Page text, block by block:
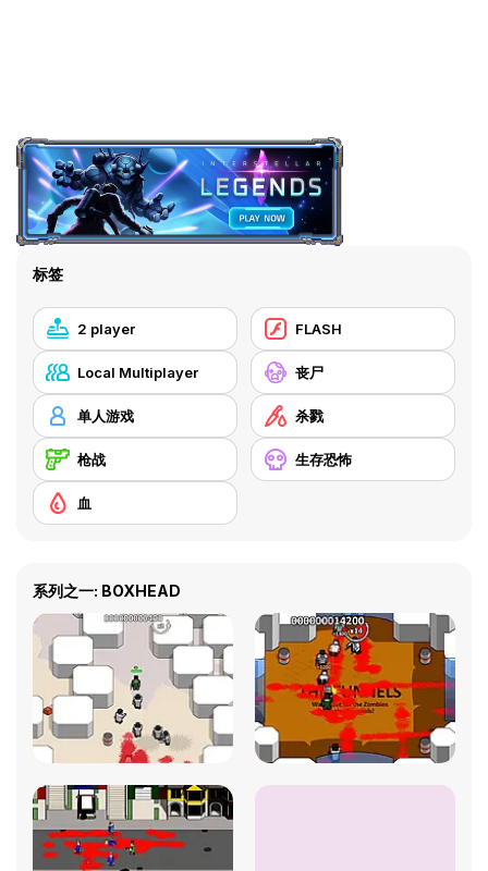
标签
2 player FLASH
Local Multiplayer 丧尸
单人游戏 杀戮
枪战 生存恐怖
血
系列之一: BOXHEAD